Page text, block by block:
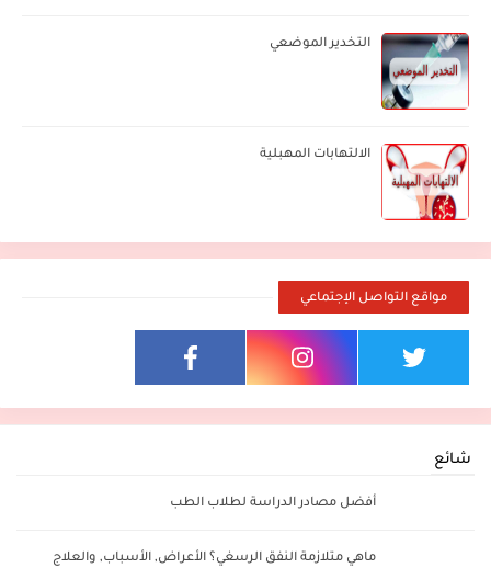
التخدير الموضعي
الالتهابات المهبلية
مواقع التواصل الإجتماعي
شائع
أفضل مصادر الدراسة لطلاب الطب
ماهي متلازمة النفق الرسغي؟ الأعراض, الأسباب, والعلاج